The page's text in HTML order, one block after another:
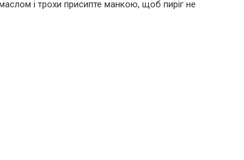
і трохи присипте манкою, щоб пиріг не